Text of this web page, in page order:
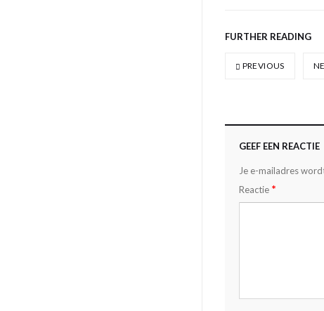
FURTHER READING
PREVIOUS
GEEF EEN REACTIE
Je e-mailadres
Reactie *